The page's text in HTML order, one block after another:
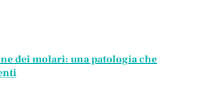
dei molari: una patologia che